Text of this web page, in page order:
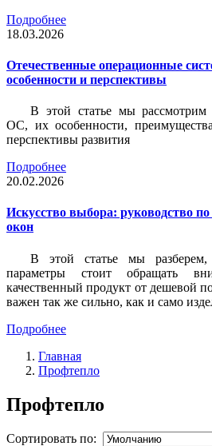
Подробнее
18.03.2026
Отечественные операционные
особенности и перспективы
В этой статье мы рассмотрим
ОС, их особенности,
перспективы развития
Подробнее
20.02.2026
Искусство выбора: руководство
окон
В этой статье мы разберем,
параметры стоит обращать
качественный продукт от дешевой
важен так же сильно, как и само
Подробнее
Главная
Профтепло
Профтепло
Сортировать по: